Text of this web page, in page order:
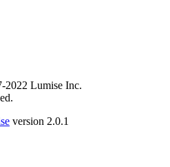
Lumise Inc.
version 2.0.1